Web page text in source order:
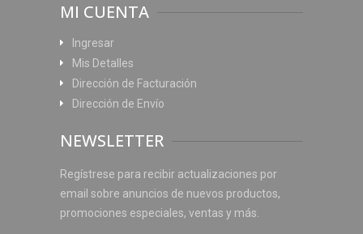
MI CUENTA
Ingresar
Mis Detalles
Dirección de Facturación
Dirección de Envío
NEWSLETTER
Regístrese para recibir actualizaciones por
email sobre anuncios de nuevos productos,
promociones especiales, ventas y más.